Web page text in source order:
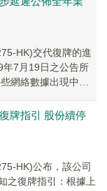
HK)交代復牌的進
7月19日之公告所
網絡數據出現中
牌指引 股份續停
HK)公布，該公司
之復牌指引：根據上